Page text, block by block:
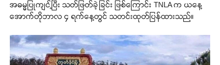
အဓမ္မပြုကျင့်ပြီး သတ်ဖြတ်ခဲ့ခြင်း ဖြစ်ကြောင်း TNLA က ယနေ့
အောက်တိုဘာလ ၄ ရက်နေ့တွင် သတင်းထုတ်ပြန်ထားသည်။